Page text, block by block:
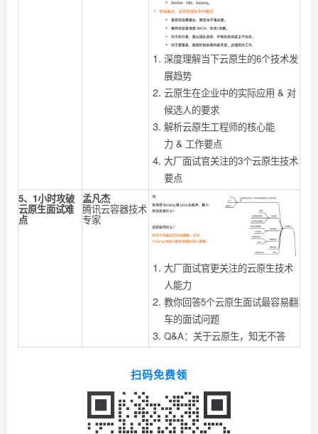
深度理解当下云原生的6个技术发
展趋势
云原生在企业中的实际应用 & 对
候选人的要求
解析云原生工程师的核心能
力 & 工作要点
大厂面试官关注的3个云原生技术
要点
5、1小时攻破
云原生面试难
点
孟凡杰
腾讯云容器技术
专家
大厂面试官更关注的云原生技术
人能力
教你回答5个云原生面试最容易翻
车的面试问题
Q&A：关于云原生，知无不答
扫码免费领